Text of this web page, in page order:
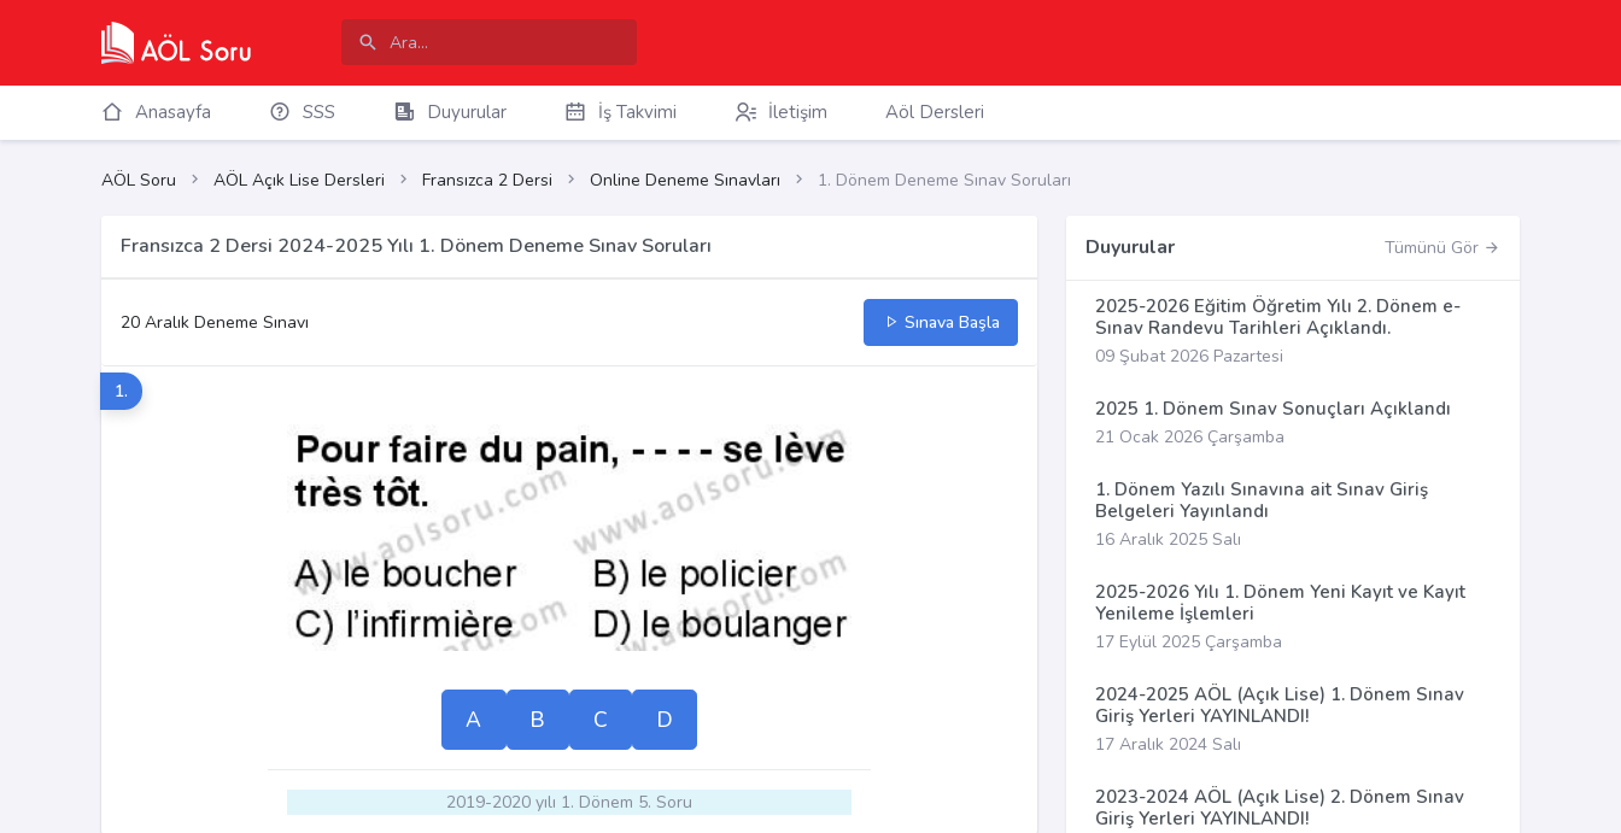
Anasayfa SSS Duyurular İş Takvimi İletişim Aöl Dersleri
AÖL Soru AÖL Açık Lise Dersleri Fransızca 2 Dersi Online Deneme Sınavları 1. Dönem Deneme Sınav Soruları
Fransızca 2 Dersi 2024-2025 Yılı 1. Dönem Deneme Sınav Soruları
20 Aralık Deneme Sınavı Sınava Başla
1.
A B C D
2019-2020 yılı 1. Dönem 5. Soru
Duyurular Tümünü Gör
2025-2026 Eğitim Öğretim Yılı 2. Dönem e-
Sınav Randevu Tarihleri Açıklandı.
09 Şubat 2026 Pazartesi
2025 1. Dönem Sınav Sonuçları Açıklandı
21 Ocak 2026 Çarşamba
1. Dönem Yazılı Sınavına ait Sınav Giriş
Belgeleri Yayınlandı
16 Aralık 2025 Salı
2025-2026 Yılı 1. Dönem Yeni Kayıt ve Kayıt
Yenileme İşlemleri
17 Eylül 2025 Çarşamba
2024-2025 AÖL (Açık Lise) 1. Dönem Sınav
Giriş Yerleri YAYINLANDI!
17 Aralık 2024 Salı
2023-2024 AÖL (Açık Lise) 2. Dönem Sınav
Giriş Yerleri YAYINLANDI!